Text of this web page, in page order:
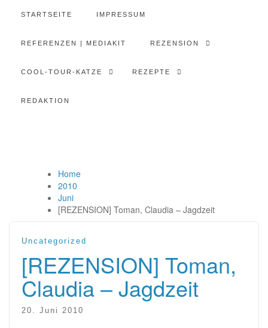
STARTSEITE IMPRESSUM
REFERENZEN | MEDIAKIT REZENSION
COOL-TOUR-KATZE REZEPTE
REDAKTION
Home
2010
Juni
[REZENSION] Toman, Claudia – Jagdzeit
Uncategorized
[REZENSION] Toman,
Claudia – Jagdzeit
20. Juni 2010